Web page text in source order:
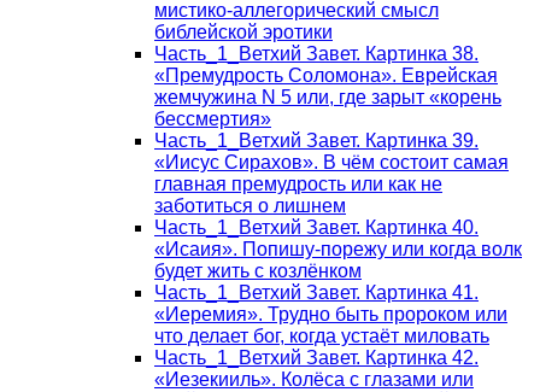
мистико-аллегорический смысл
библейской эротики
Часть_1_Ветхий Завет. Картинка 38.
«Премудрость Соломона». Еврейская
жемчужина N 5 или, где зарыт «корень
бессмертия»
Часть_1_Ветхий Завет. Картинка 39.
«Иисус Сирахов». В чём состоит самая
главная премудрость или как не
заботиться о лишнем
Часть_1_Ветхий Завет. Картинка 40.
«Исаия». Попишу-порежу или когда волк
будет жить с козлёнком
Часть_1_Ветхий Завет. Картинка 41.
«Иеремия». Трудно быть пророком или
что делает бог, когда устаёт миловать
Часть_1_Ветхий Завет. Картинка 42.
«Иезекииль». Колёса с глазами или